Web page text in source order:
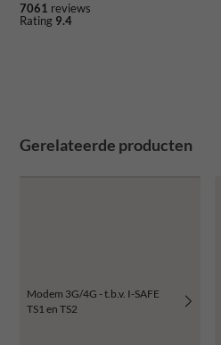
7061 reviews
Rating 9.4
Gerelateerde producten
Modem 3G/4G - t.b.v. I-SAFE
TS1 en TS2